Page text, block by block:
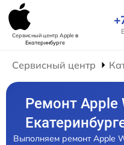
Сервисный центр Appleв
Екатеринбурге
Сервисный центр
Ремонт Apple
Выполняем ремонт Apple